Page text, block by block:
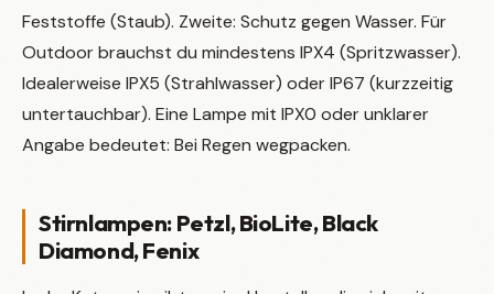
Feststoffe (Staub). Zweite: Schutz gegen Wasser. Für
Outdoor brauchst du mindestens IPX4 (Spritzwasser).
Idealerweise IPX5 (Strahlwasser) oder IP67 (kurzzeitig
untertauchbar). Eine Lampe mit IPX0 oder unklarer
Angabe bedeutet: Bei Regen wegpacken.
Stirnlampen: Petzl, BioLite, Black
Diamond, Fenix